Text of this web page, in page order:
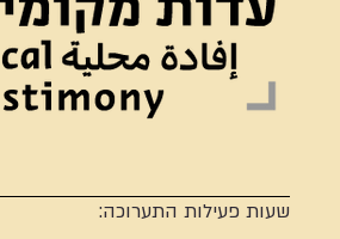
שעות פעילות התערוכה: